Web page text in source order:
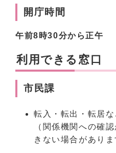
開庁時間
午前8時30分から正午
利用できる窓口
市民課
転入・転出・転居
（関係機関への確
きない場合がありま